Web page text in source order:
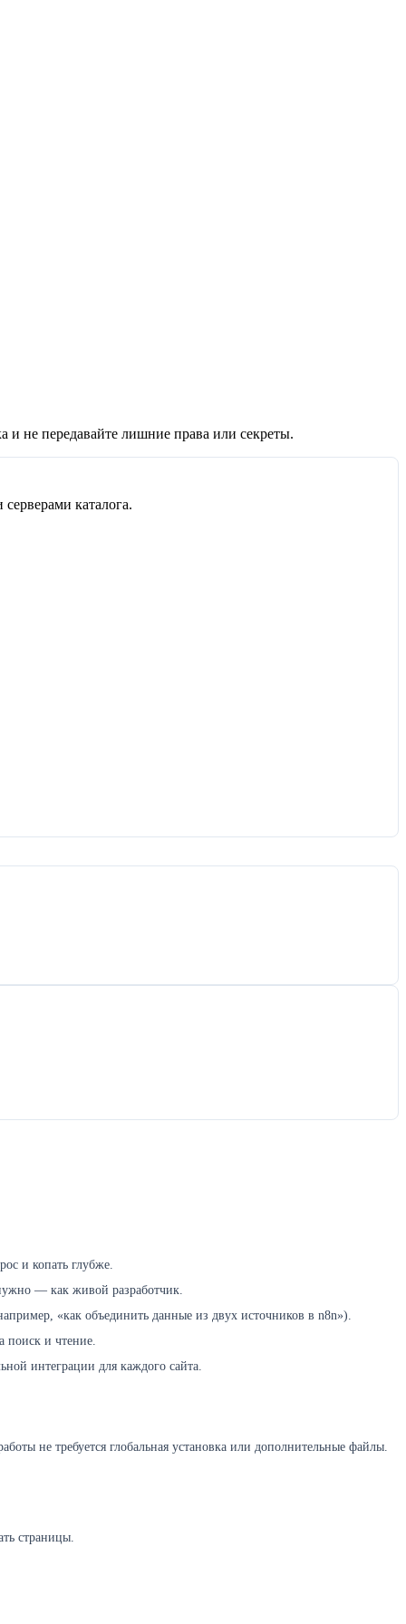
и не передавайте лишние права или секреты.
каталога.
и копать глубже.
— как живой разработчик.
«как объединить данные из двух источников в n8n»).
поиск и чтение.
интеграции для каждого сайта.
не требуется глобальная установка или дополнительные файлы.
страницы.